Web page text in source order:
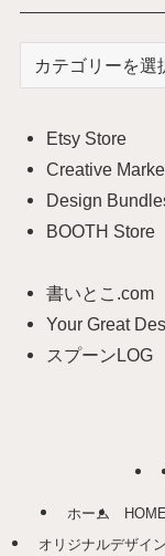
リ
ー
Etsy Store
Creative
Design
BOOTH Store
書いとこ.com
Your Great
スプーンLOG
ホーム
オリジナルデザイ